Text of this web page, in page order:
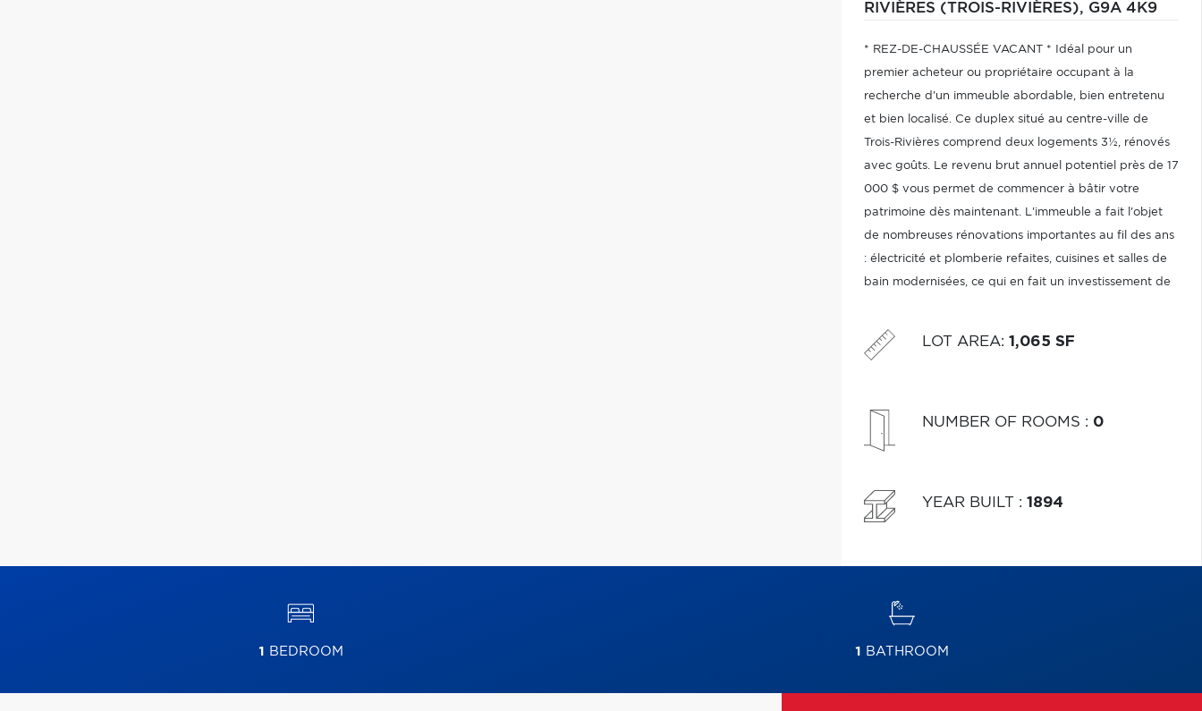
RIVIÈRES (TROIS-RIVIÈRES), G9A 4K9
* REZ-DE-CHAUSSÉE VACANT * Idéal pour un
premier acheteur ou propriétaire occupant à la
recherche d'un immeuble abordable, bien entretenu
et bien localisé. Ce duplex situé au centre-ville de
Trois-Rivières comprend deux logements 3½, rénovés
avec goûts. Le revenu brut annuel potentiel près de 17
000 $ vous permet de commencer à bâtir votre
patrimoine dès maintenant. L'immeuble a fait l'objet
de nombreuses rénovations importantes au fil des ans
: électricité et plomberie refaites, cuisines et salles de
bain modernisées, ce qui en fait un investissement de
LOT AREA: 1,065 SF
NUMBER OF ROOMS : 0
YEAR BUILT : 1894
1 BEDROOM 1 BATHROOM